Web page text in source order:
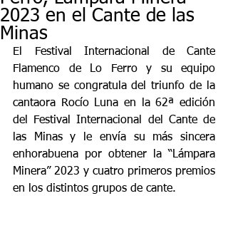
2023 en el Cante de las
Minas
El Festival Internacional de Cante
Flamenco de Lo Ferro y su equipo
humano se congratula del triunfo de la
cantaora Rocío Luna en la 62ª edición
del Festival Internacional del Cante de
las Minas y le envía su más sincera
enhorabuena por obtener la “Lámpara
Minera” 2023 y cuatro primeros premios
en los distintos grupos de cante.